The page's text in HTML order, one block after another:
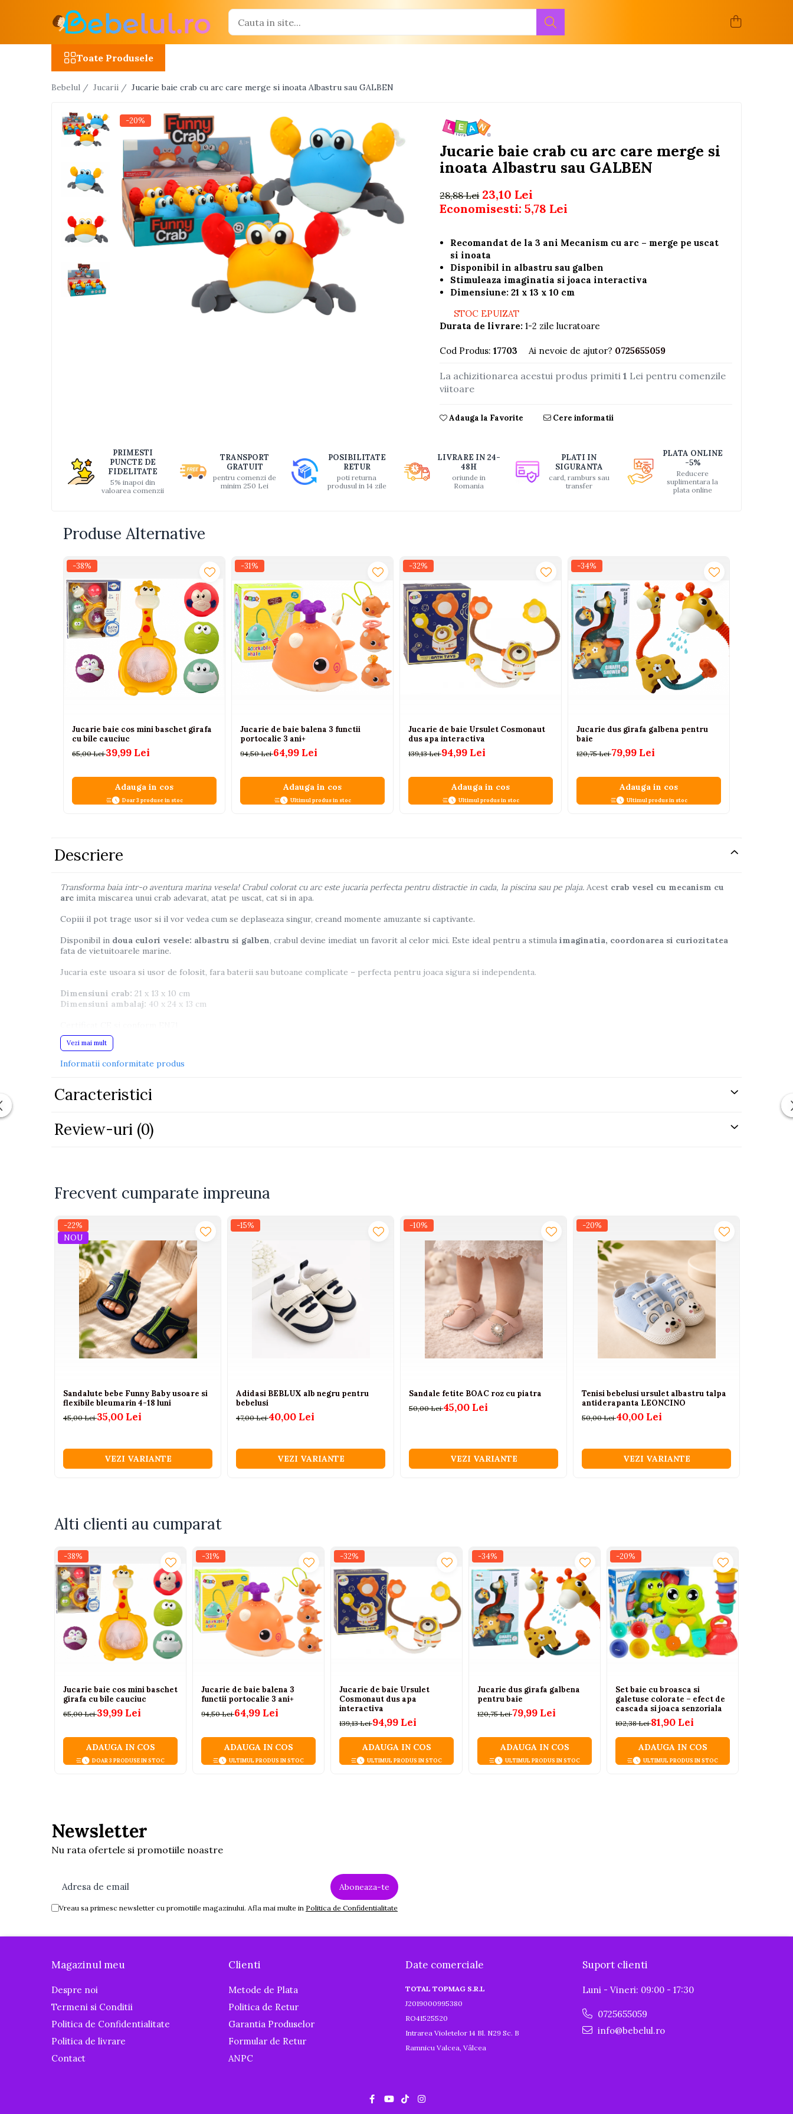
Masinute R/C
Avioane si elicoptere R/C
Motociclete R/C
Utilaje constructii R/C
Interactive, educative si muzicale
Saltelute si centre de activitati
Table desen copii
Jucarii de baie
Interactive, educative si
Ateliere si unelte
Blocuri de constructie
Covorase de dans
Electrocasnice si bucatarii
Jocuri sportive
Jucarii educative din lemn
Saltelute si centre de activitati
Seturi de doctor
Seturi de rufe
Trenuri cu sine
Vehicule de constructii
Jucarii exterior
Piscine gonflabile
Ochelari scufundari
Seturi joaca gradinarit
Masinute electrice
Motociclete electrice
ATV & BUGGY electrice
Tractoare electrice
Triciclete electrice
Camioane electrice
Salopete bebe
Accesorii copii
Body-uri bebe
Scaune de masa
Accesorii pentru hranire
Cani, pahare si accesorii
Termometre pentru baie
Halate de baie
Aspiratoare nazale si filtre
Perii pentru biberoane si tetine
Periute de dinti
Olite si reductoare WC
Scutece si accesorii
Pentru Mamici
Toate Produsele
Bebelul / Jucarii / Jucarie baie crab cu arc care merge si inoata Albastru sau GALBEN
Jucarie baie crab cu arc care merge si
inoata Albastru sau GALBEN
-20%
28,88 Lei 23,10 Lei
Economisesti:5,78 Lei
Recomandat de la 3 ani Mecanism cu arc – merge pe uscat
si inoata
Disponibil in albastru sau galben
Stimuleaza imaginatia si joaca interactiva
Dimensiune: 21 x 13 x 10 cm
STOC EPUIZAT
Durata de livrare: 1-2 zile lucratoare
Cod Produs: 17703 Ai nevoie de ajutor? 0725655059
La achizitionarea acestui produs primiti1 Lei pentru comenzile
viitoare
Adauga la Favorite Cere informatii
PRIMESTI
PUNCTE DE
FIDELITATE
5% inapoi din
valoarea comenzii
TRANSPORT
GRATUIT
pentru comenzi de
minim 250 Lei
POSIBILITATE
RETUR
poti returna
produsul in 14 zile
LIVRARE IN 24-
48H
oriunde in
Romania
PLATI IN
SIGURANTA
card, ramburs sau
transfer
PLATA ONLINE
-5%
Reducere
suplimentara la
plata online
Produse Alternative
-38%
Jucarie baie cos mini baschet girafa
cu bile cauciuc
65,00 Lei39,99 Lei
Adauga in cos
Doar 3 produse in stoc
-31%
Jucarie de baie balena 3 functii
portocalie 3 ani+
94,50 Lei64,99 Lei
Adauga in cos
Ultimul produs in stoc
-32%
Jucarie de baie Ursulet Cosmonaut
dus apa interactiva
139,13 Lei94,99 Lei
Adauga in cos
Ultimul produs in stoc
-34%
Jucarie dus girafa galbena pentru
baie
120,75 Lei79,99 Lei
Adauga in cos
Ultimul produs in stoc
Descriere
Transforma baia intr-o aventura marina vesela! Crabul colorat cu arc este jucaria perfecta pentru distractie in cada, la piscina sau pe plaja. Acest crab vesel cu mecanism cu
arc imita miscarea unui crab adevarat, atat pe uscat, cat si in apa.
Copiii il pot trage usor si il vor vedea cum se deplaseaza singur, creand momente amuzante si captivante.
Disponibil in doua culori vesele: albastru si galben, crabul devine imediat un favorit al celor mici. Este ideal pentru a stimula imaginatia, coordonarea si curiozitatea
fata de vietuitoarele marine.
Jucaria este usoara si usor de folosit, fara baterii sau butoane complicate – perfecta pentru joaca sigura si independenta.
Dimensiuni crab: 21 x 13 x 10 cm
Dimensiuni ambalaj: 40 x 24 x 13 cm
Culorile disponibile: albastru sau galben (alegere aleatorie daca nu se specifica)
Vezi mai mult
Informatii conformitate produs
Caracteristici
Review-uri (0)
Frecvent cumparate impreuna
-22%
NOU
Sandalute bebe Funny Baby usoare si
flexibile bleumarin 4-18 luni
45,00 Lei35,00 Lei
VEZI VARIANTE
-15%
Adidasi BEBLUX alb negru pentru
bebelusi
47,00 Lei40,00 Lei
VEZI VARIANTE
-10%
Sandale fetite BOAC roz cu piatra
50,00 Lei45,00 Lei
VEZI VARIANTE
-20%
Tenisi bebelusi ursulet albastru talpa
antiderapanta LEONCINO
50,00 Lei40,00 Lei
VEZI VARIANTE
Alti clienti au cumparat
-38%
Jucarie baie cos mini baschet
girafa cu bile cauciuc
65,00 Lei39,99 Lei
ADAUGA IN COS
DOAR 3 PRODUSE IN STOC
-31%
Jucarie de baie balena 3
functii portocalie 3 ani+
94,50 Lei64,99 Lei
ADAUGA IN COS
ULTIMUL PRODUS IN STOC
-32%
Jucarie de baie Ursulet
Cosmonaut dus apa
interactiva
139,13 Lei94,99 Lei
ADAUGA IN COS
ULTIMUL PRODUS IN STOC
-34%
Jucarie dus girafa galbena
pentru baie
120,75 Lei79,99 Lei
ADAUGA IN COS
ULTIMUL PRODUS IN STOC
-20%
Set baie cu broasca si
galetuse colorate – efect de
cascada si joaca senzoriala
102,38 Lei81,90 Lei
ADAUGA IN COS
ULTIMUL PRODUS IN STOC
Newsletter
Nu rata ofertele si promotiile noastre
Vreau sa primesc newsletter cu promotiile magazinului. Afla mai multe in Politica de Confidentialitate
Magazinul meu
Despre noi
Termeni si Conditii
Politica de Confidentialitate
Politica de livrare
Contact
Clienti
Metode de Plata
Politica de Retur
Garantia Produselor
Formular de Retur
ANPC
Date comerciale
TOTAL TOPMAG S.R.L
J2019000995380
RO41525520
Intrarea Violetelor 14 Bl. N29 Sc. B
Ramnicu Valcea, Vâlcea
Suport clienti
Luni - Vineri: 09:00 - 17:30
0725655059
info@bebelul.ro